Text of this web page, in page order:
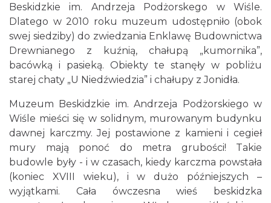
Beskidzkie im. Andrzeja Podżorskego w Wiśle.
Dlatego w 2010 roku muzeum udostępniło (obok
swej siedziby) do zwiedzania Enklawę Budownictwa
Drewnianego z kuźnią, chałupą „kumornika”,
bacówką i pasieką. Obiekty te stanęły w pobliżu
starej chaty „U Niedźwiedzia” i chałupy z Jonidła.
Muzeum Beskidzkie im. Andrzeja Podżorskiego w
Wiśle mieści się w solidnym, murowanym budynku
dawnej karczmy. Jej postawione z kamieni i cegieł
mury mają ponoć do metra grubości! Takie
budowle były - i w czasach, kiedy karczma powstała
(koniec XVIII wieku), i w dużo późniejszych –
wyjątkami. Cała ówczesna wieś beskidzka